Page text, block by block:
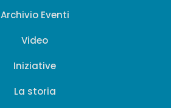
Archivio Eventi
Video
Iniziative
La storia